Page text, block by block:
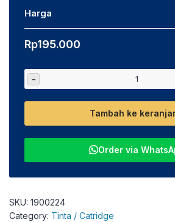
Harga
Rp195.000
-
Tambah ke
Order via
SKU: 1900224
Category: Tinta / Catridge